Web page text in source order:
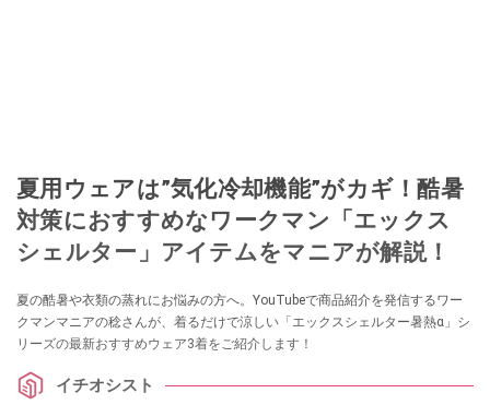
夏用ウェアは”気化冷却機能”がカギ！酷暑
対策におすすめなワークマン「エックス
シェルター」アイテムをマニアが解説！
夏の酷暑や衣類の蒸れにお悩みの方へ。YouTubeで商品紹介を発信するワー
クマンマニアの稔さんが、着るだけで涼しい「エックスシェルター暑熱α」シ
リーズの最新おすすめウェア3着をご紹介します！
イチオシスト